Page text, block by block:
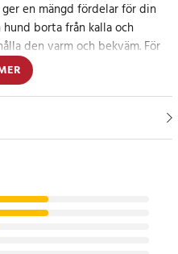
en mängd fördelar för din
borta från kalla och
den varm och bekväm. För
trycket på lederna, vilket är
de med ledproblem.
på ben ser
önskemål. Sängen